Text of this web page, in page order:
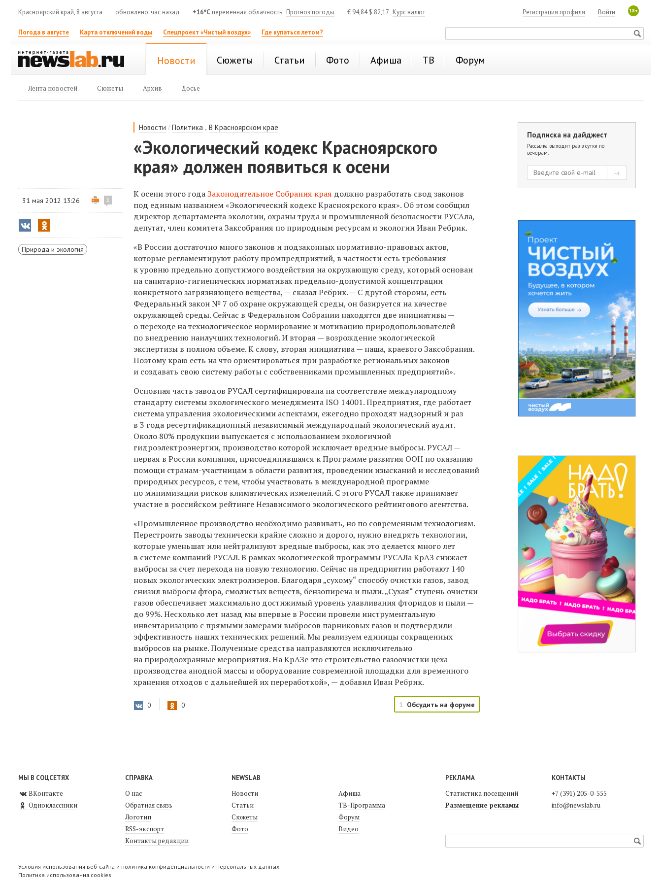
Красноярский край, 8 августа обновлено: час назад +16°C переменная облачность Прогноз погоды € 94,84$ 82,17 Курс валют 18+
Войти
Регистрация профиля
Погода в августе Карта отключений воды Спецпроект «Чистый воздух» Где купаться летом?
Новости Сюжеты Статьи Фото Афиша ТВ Форум
Лента новостей Сюжеты Архив Досье
Новости /Политика ,В Красноярском крае
«Экологический кодекс Красноярского
края» должен появиться к осени
31 мая 2012 13:26 1
Природа и экология
К осени этого годаЗаконодательное Собрания края должно разработать свод законов
под единым названием «Экологический кодекс Красноярского края». Об этом сообщил
директор департамента экологии, охраны труда и промышленной безопасности РУСАла,
депутат, член комитета Заксобрания по природным ресурсам и экологии Иван Ребрик.
«В России достаточно много законов и подзаконных нормативно-правовых актов,
которые регламентируют работу промпредприятий, в частности есть требования
к уровню предельно допустимого воздействия на окружающую среду, который основан
на санитарно-гигиенических нормативах предельно-допустимой концентрации
конкретного загрязняющего вещества, — сказал Ребрик. — С другой стороны, есть
Федеральный закон № 7 об охране окружающей среды, он базируется на качестве
окружающей среды. Сейчас в Федеральном Собрании находятся две инициативы —
о переходе на технологическое нормирование и мотивацию природопользователей
по внедрению наилучших технологий. И вторая — возрождение экологической
экспертизы в полном объеме. К слову, вторая инициатива — наша, краевого Заксобрания.
Поэтому краю есть на что ориентироваться при разработке региональных законов
и создавать свою систему работы с собственниками промышленных предприятий».
Основная часть заводов РУСАЛ сертифицирована на соответствие международному
стандарту системы экологического менеджмента ISO 14001. Предприятия, где работает
система управления экологическими аспектами, ежегодно проходят надзорный и раз
в 3 года ресертификационный независимый международный экологический аудит.
Около 80% продукции выпускается с использованием экологичной
гидроэлектроэнергии, производство которой исключает вредные выбросы. РУСАЛ —
первая в России компания, присоединившаяся к Программе развития ООН по оказанию
помощи странам-участницам в области развития, проведении изысканий и исследований
природных ресурсов, с тем, чтобы участвовать в международной программе
по минимизации рисков климатических изменений. С этого РУСАЛ также принимает
участие в российском рейтинге Независимого экологического рейтингового агентства.
«Промышленное производство необходимо развивать, но по современным технологиям.
Перестроить заводы технически крайне сложно и дорого, нужно внедрять технологии,
которые уменьшат или нейтрализуют вредные выбросы, как это делается много лет
в системе компаний РУСАЛ. В рамках экологической программы РУСАЛа КрАЗ снижает
выбросы за счет перехода на новую технологию. Сейчас на предприятии работают 140
новых экологических электролизеров. Благодаря „сухому“ способу очистки газов, завод
снизил выбросы фтора, смолистых веществ, бензопирена и пыли. „Сухая“ ступень очистки
газов обеспечивает максимально достижимый уровень улавливания фторидов и пыли —
до 99%. Несколько лет назад мы впервые в России провели инструментальную
инвентаризацию с прямыми замерами выбросов парниковых газов и подтвердили
эффективность наших технических решений. Мы реализуем единицы сокращенных
выбросов на рынке. Полученные средства направляются исключительно
на природоохранные мероприятия. На КрАЗе это строительство газоочистки цеха
производства анодной массы и оборудование современной площадки для временного
хранения отходов с дальнейшей их переработкой», — добавил Иван Ребрик.
0 0 1 Обсудить на форуме
Подписка на дайджест
Рассылка выходит раз в сутки по
вечерам.
МЫ В СОЦСЕТЯХ
ВКонтакте
Одноклассники
СПРАВКА
О нас
Обратная связь
Логотип
RSS-экспорт
Контакты редакции
NEWSLAB
Новости
Статьи
Сюжеты
Фото
Афиша
ТВ-Программа
Форум
Видео
РЕКЛАМА
Статистика посещений
Размещение рекламы
КОНТАКТЫ
+7 (391) 205-0-555
info@newslab.ru
Условия использования веб-сайта и политика конфиденциальности и персональных данных
Политика использования cookies